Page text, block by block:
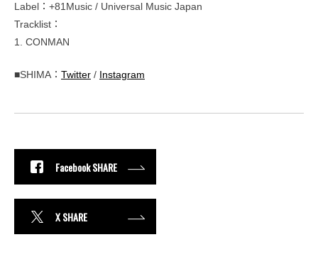
Label：+81Music / Universal Music Japan
Tracklist：
1. CONMAN
■SHIMA： Twitter / Instagram
Facebook SHARE
X SHARE